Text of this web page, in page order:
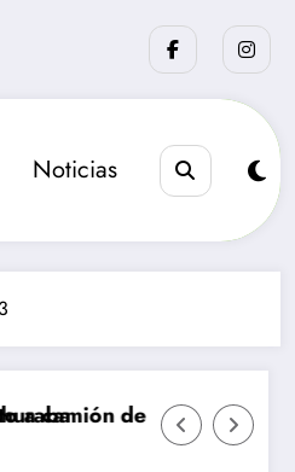
Noticias
en Santiago
La sanción que busca